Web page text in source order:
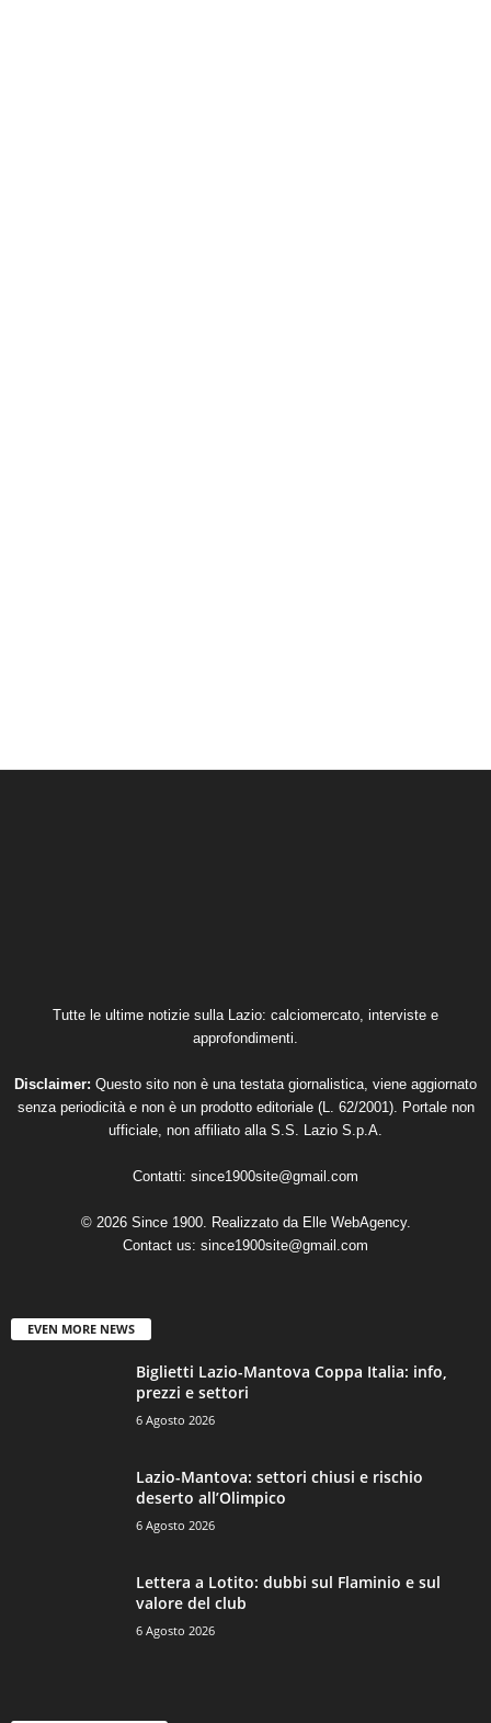
Tutte le ultime notizie sulla Lazio: calciomercato, interviste e
approfondimenti.
Disclaimer: Questo sito non è una testata giornalistica, viene aggiornato
senza periodicità e non è un prodotto editoriale (L. 62/2001). Portale non
ufficiale, non affiliato alla S.S. Lazio S.p.A.
Contatti: since1900site@gmail.com
© 2026 Since 1900. Realizzato da Elle WebAgency.
Contact us: since1900site@gmail.com
EVEN MORE NEWS
Biglietti Lazio-Mantova Coppa Italia: info,
prezzi e settori
6 Agosto 2026
Lazio-Mantova: settori chiusi e rischio
deserto all’Olimpico
6 Agosto 2026
Lettera a Lotito: dubbi sul Flaminio e sul
valore del club
6 Agosto 2026